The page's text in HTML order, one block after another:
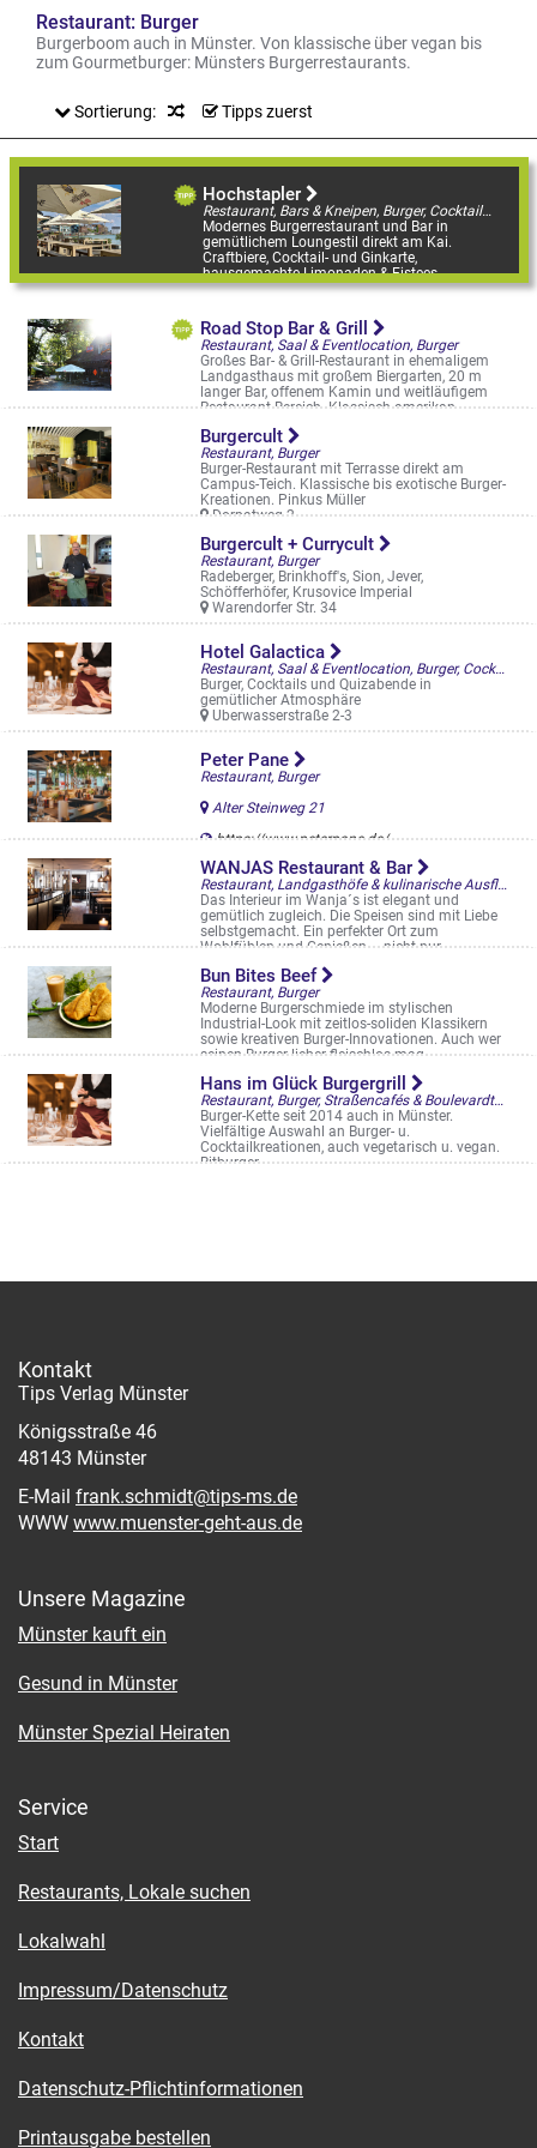
Restaurant: Burger
Burgerboom auch in Münster. Von klassische über vegan bis
zum Gourmetburger: Münsters Burgerrestaurants.
Sortierung: Tipps zuerst
Hochstapler
Restaurant, Bars & Kneipen, Burger, Cocktailbar, Restaurantgärten & -Terrassen
Modernes Burgerrestaurant und Bar in
gemütlichem Loungestil direkt am Kai.
Craftbiere, Cocktail- und Ginkarte,
hausgemachte Limonaden & Eistees.
Bitburger, Benediktiner ...
Road Stop Bar & Grill
Restaurant, Saal & Eventlocation, Burger
Großes Bar- & Grill-Restaurant in ehemaligem
Landgasthaus mit großem Biergarten, 20 m
langer Bar, offenem Kamin und weitläufigem
Restaurant-Bereich. Klassisch amerikan ...
Schifffahrter Damm 315
Burgercult
Restaurant, Burger
Burger-Restaurant mit Terrasse direkt am
Campus-Teich. Klassische bis exotische Burger-
Kreationen. Pinkus Müller
Dorpatweg 2
Burgercult + Currycult
Restaurant, Burger
Radeberger, Brinkhoff's, Sion, Jever,
Schöfferhöfer, Krusovice Imperial
Warendorfer Str. 34
Hotel Galactica
Restaurant, Saal & Eventlocation, Burger, Cocktailbar,
Burger, Cocktails und Quizabende in
gemütlicher Atmosphäre
Überwasserstraße 2-3
Peter Pane
Restaurant, Burger
Alter Steinweg 21
https://www.peterpane.de/
WANJAS Restaurant & Bar
Restaurant, Landgasthöfe & kulinarische Ausflüge, Havixbeck, Burger
Das Interieur im Wanja´s ist elegant und
gemütlich zugleich. Die Speisen sind mit Liebe
selbstgemacht. Ein perfekter Ort zum
Wohlfühlen und Genießen – nicht nur ...
Bun Bites Beef
Restaurant, Burger
Moderne Burgerschmiede im stylischen
Industrial-Look mit zeitlos-soliden Klassikern
sowie kreativen Burger-Innovationen. Auch wer
seinen Burger lieber fleischlos mag, ...
Hans im Glück Burgergrill
Restaurant, Burger, Straßencafés & Boulevardterrassen
Burger-Kette seit 2014 auch in Münster.
Vielfältige Auswahl an Burger- u.
Cocktailkreationen, auch vegetarisch u. vegan.
Bitburger
Kontakt
Tips Verlag Münster
Königsstraße 46
48143 Münster
E-Mail frank.schmidt@tips-ms.de
WWW www.muenster-geht-aus.de
Unsere Magazine
Münster kauft ein
Gesund in Münster
Münster Spezial Heiraten
Service
Start
Restaurants, Lokale suchen
Lokalwahl
Impressum/Datenschutz
Kontakt
Datenschutz-Pflichtinformationen
Printausgabe bestellen